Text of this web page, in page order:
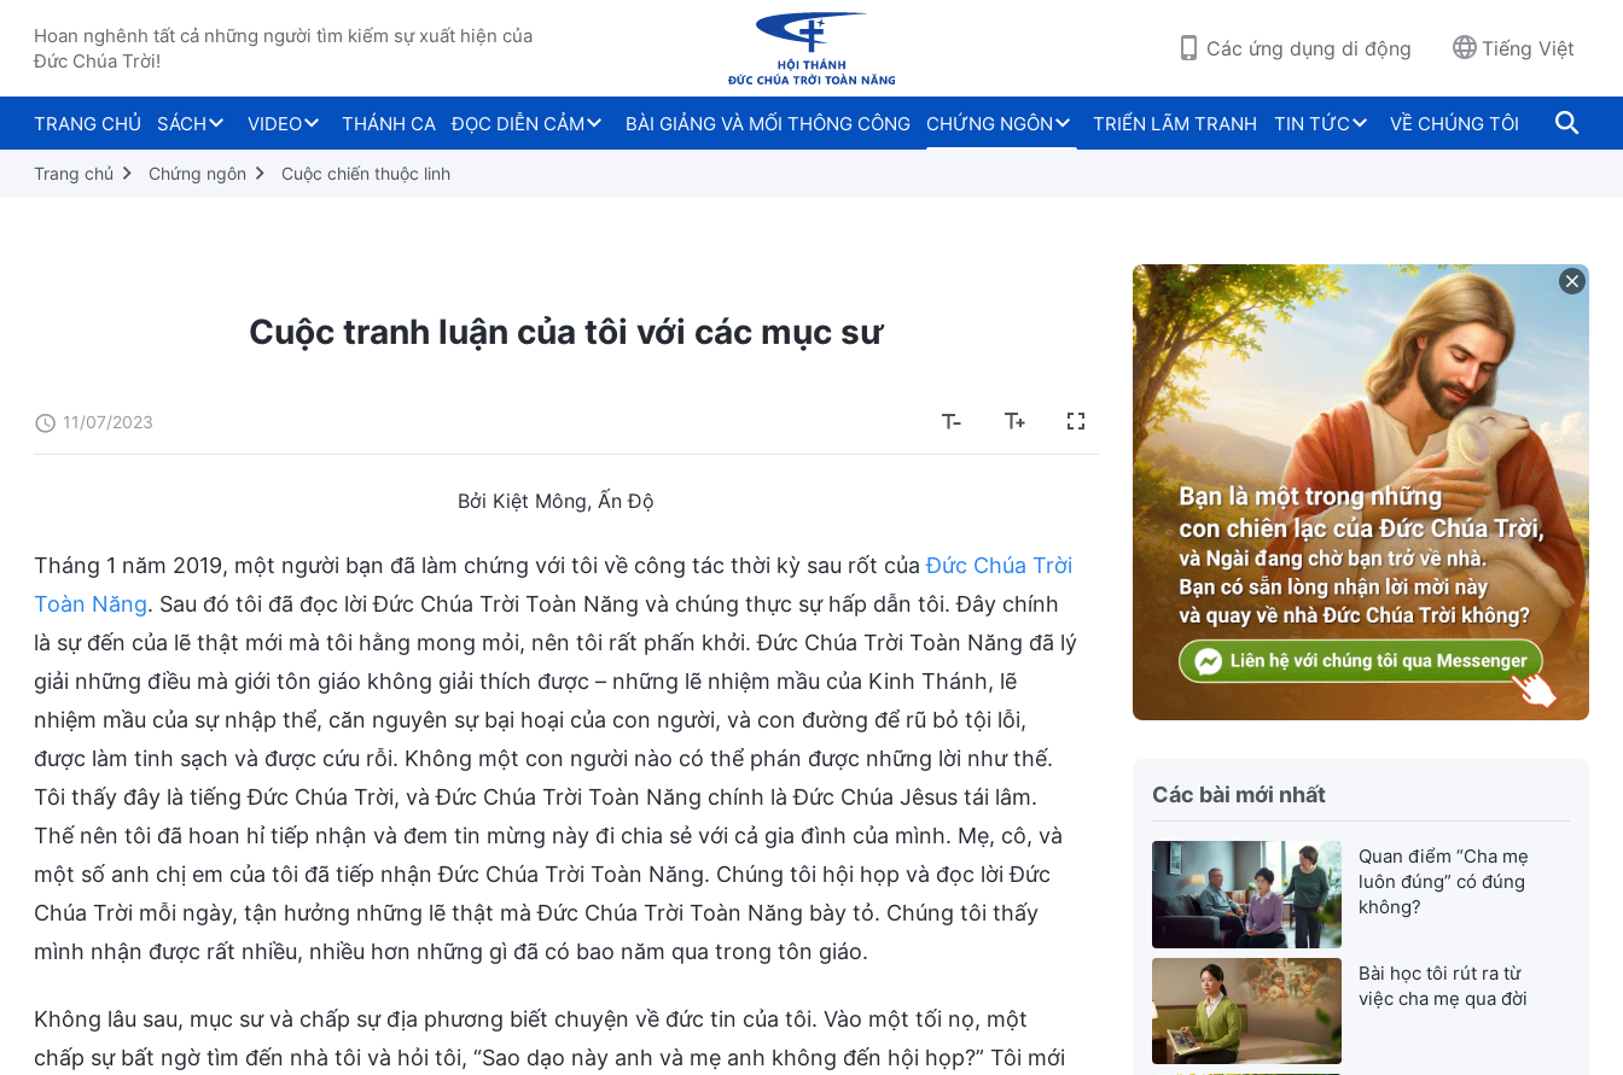
Hoan nghênh tất cả những người tìm kiếm sự xuất hiện của
Đức Chúa Trời!
Các ứng dụng di động Tiếng Việt
TRANG CHỦ SÁCH VIDEO THÁNH CA ĐỌC DIỄN CẢM BÀI GIẢNG VÀ MỐI THÔNG CÔNG CHỨNG NGÔN TRIỂN LÃM TRANH TIN TỨC VỀ CHÚNG TÔI
Trang chủ Chứng ngôn Cuộc chiến thuộc linh
Cuộc tranh luận của tôi với các mục sư
11/07/2023
Bởi Kiệt Mông, Ấn Độ
Tháng 1 năm 2019, một người bạn đã làm chứng với tôi về công tác thời kỳ sau rốt củaĐức Chúa Trời
Toàn Năng. Sau đó tôi đã đọc lời Đức Chúa Trời Toàn Năng và chúng thực sự hấp dẫn tôi. Đây chính
là sự đến của lẽ thật mới mà tôi hằng mong mỏi, nên tôi rất phấn khởi. Đức Chúa Trời Toàn Năng đã lý
giải những điều mà giới tôn giáo không giải thích được – những lẽ nhiệm mầu của Kinh Thánh, lẽ
nhiệm mầu của sự nhập thể, căn nguyên sự bại hoại của con người, và con đường để rũ bỏ tội lỗi,
được làm tinh sạch và được cứu rỗi. Không một con người nào có thể phán được những lời như thế.
Tôi thấy đây là tiếng Đức Chúa Trời, và Đức Chúa Trời Toàn Năng chính là Đức Chúa Jêsus tái lâm.
Thế nên tôi đã hoan hỉ tiếp nhận và đem tin mừng này đi chia sẻ với cả gia đình của mình. Mẹ, cô, và
một số anh chị em của tôi đã tiếp nhận Đức Chúa Trời Toàn Năng. Chúng tôi hội họp và đọc lời Đức
Chúa Trời mỗi ngày, tận hưởng những lẽ thật mà Đức Chúa Trời Toàn Năng bày tỏ. Chúng tôi thấy
mình nhận được rất nhiều, nhiều hơn những gì đã có bao năm qua trong tôn giáo.
Không lâu sau, mục sư và chấp sự địa phương biết chuyện về đức tin của tôi. Vào một tối nọ, một
chấp sự bất ngờ tìm đến nhà tôi và hỏi tôi, “Sao dạo này anh và mẹ anh không đến hội họp?” Tôi mới
Các bài mới nhất
Quan điểm “Cha mẹ
luôn đúng” có đúng
không?
Bài học tôi rút ra từ
việc cha mẹ qua đời